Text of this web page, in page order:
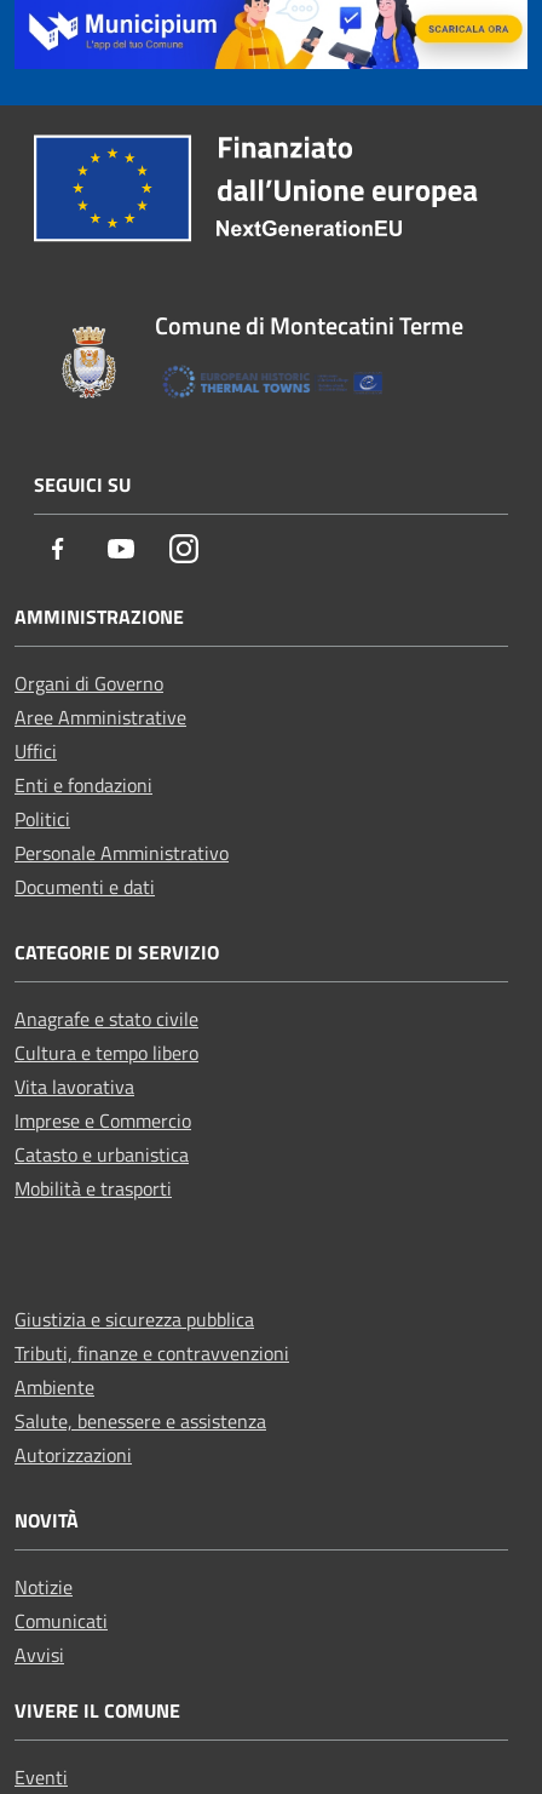
Comune di Montecatini Terme
SEGUICI SU
Facebook YoutubeInstagram
AMMINISTRAZIONE
Organi di Governo
Aree Amministrative
Uffici
Enti e fondazioni
Politici
Personale Amministrativo
Documenti e dati
CATEGORIE DI SERVIZIO
Anagrafe e stato civile
Cultura e tempo libero
Vita lavorativa
Imprese e Commercio
Catasto e urbanistica
Mobilità e trasporti
Giustizia e sicurezza pubblica
Tributi, finanze e contravvenzioni
Ambiente
Salute, benessere e assistenza
Autorizzazioni
NOVITÀ
Notizie
Comunicati
Avvisi
VIVERE IL COMUNE
Eventi